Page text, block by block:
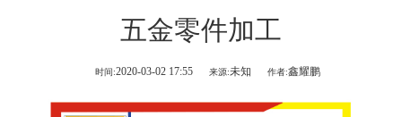
五金零件加工
时间:2020-03-02 17:55 来源:未知 作者:鑫耀鹏